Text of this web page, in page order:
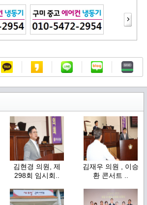
김현경 의원, 제
298회 임시회..
김재우 의원 , 이승
환 콘서트 ..